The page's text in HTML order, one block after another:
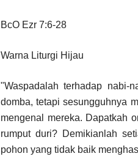
BcO Ezr 7:6-28
Warna Liturgi Hijau
"Waspadalah terhadap nabi-
domba, tetapi sesungguhnya
mengenal mereka. Dapatkah
rumput duri? Demikianlah
pohon yang tidak baik